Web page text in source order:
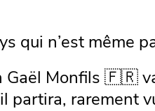
qui n’est même
Gaël Monfils 🇫🇷
partira, rarement